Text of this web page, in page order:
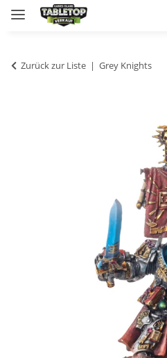
Zurück zur Liste Grey Knights